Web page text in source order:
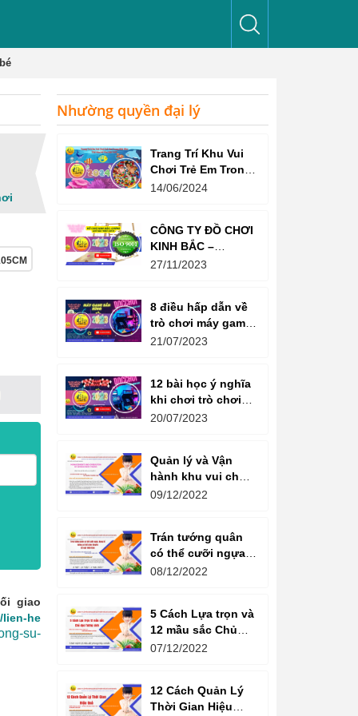
giao
lien-he
su-
Nhường quyền đại lý
Trang Trí Khu Vui
Chơi Trẻ Em Trong
Nhà Như Thế Nào
14/06/2024
CÔNG TY ĐỒ CHƠI
KINH BẮC –
CHỨNG CHỈ ISO
27/11/2023
8 điều hấp dẫn về
trò chơi máy game
bắn súng
21/07/2023
12 bài học ý nghĩa
khi chơi trò chơi
máy game đua xe
20/07/2023
Quản lý và Vận
hành khu vui chơi
giải trí -
amusement parks
09/12/2022
Trán tướng quân
có thể cưỡi ngựa,
Bụng tể tướng có
08/12/2022
5 Cách Lựa trọn và
12 mầu sắc Chủ
đạo Tương sinh
năng lượng
07/12/2022
12 Cách Quản Lý
Thời Gian Hiệu